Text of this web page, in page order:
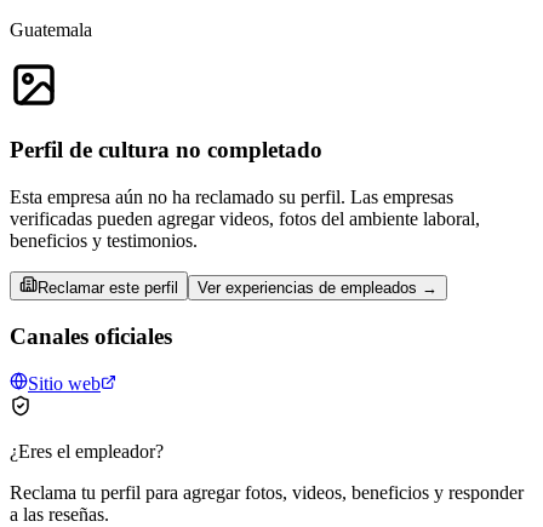
Guatemala
Perfil de cultura no completado
Esta empresa aún no ha reclamado su perfil. Las empresas
verificadas pueden agregar videos, fotos del ambiente laboral,
beneficios y testimonios.
Reclamar este perfil Ver experiencias de empleados →
Canales oficiales
Sitio web
¿Eres el empleador?
Reclama tu perfil para agregar fotos, videos, beneficios y responder
a las reseñas.